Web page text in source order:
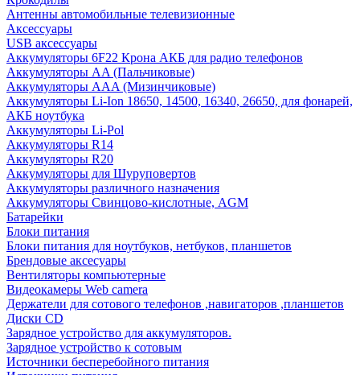
Антенны автомобильные телевизионные
Аксессуары
USB аксессуары
Аккумуляторы 6F22 Крона АКБ для радио телефонов
Аккумуляторы AA (Пальчиковые)
Аккумуляторы AAA (Мизинчиковые)
Аккумуляторы Li-Ion 18650, 14500, 16340, 26650, для фонарей,
АКБ ноутбука
Аккумуляторы Li-Pol
Аккумуляторы R14
Аккумуляторы R20
Аккумуляторы для Шуруповертов
Аккумуляторы различного назначения
Аккумуляторы Свинцово-кислотные, AGM
Батарейки
Блоки питания
Блоки питания для ноутбуков, нетбуков, планшетов
Брендовые аксесуары
Вентиляторы компьютерные
Видеокамеры Web camera
Держатели для сотового телефонов ,навигаторов ,планшетов
Диски CD
Зарядное устройство для аккумуляторов.
Зарядное устройство к сотовым
Источники бесперебойного питания